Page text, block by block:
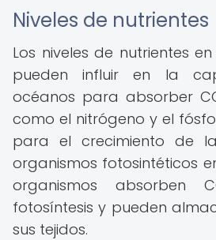
Niveles de nutrientes
Los niveles de nutrientes
pueden influir en la
océanos para absorber
como el nitrógeno y el
para el crecimiento de
organismos fotosintéticos
organismos absorben
fotosíntesis y pueden
sus tejidos.